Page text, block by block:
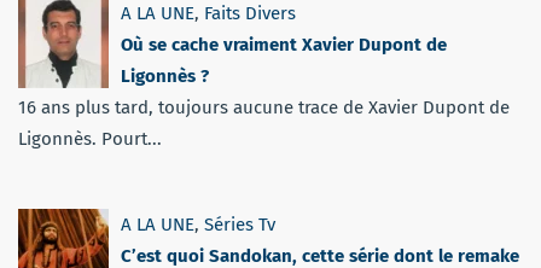
A LA UNE, Faits Divers
Où se cache vraiment Xavier Dupont de
Ligonnès ?
16 ans plus tard, toujours aucune trace de Xavier Dupont de
Ligonnès. Pourt...
A LA UNE, Séries Tv
C’est quoi Sandokan, cette série dont le remake